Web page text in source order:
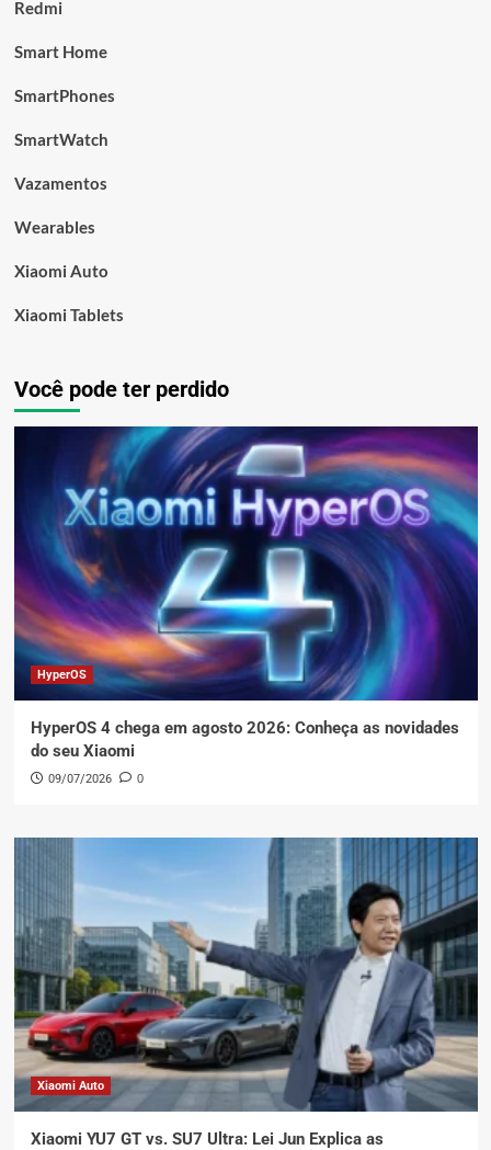
Redmi
Smart Home
SmartPhones
SmartWatch
Vazamentos
Wearables
Xiaomi Auto
Xiaomi Tablets
Você pode ter perdido
HyperOS
HyperOS 4 chega em agosto 2026: Conheça as novidades
do seu Xiaomi
09/07/2026 0
Xiaomi Auto
Xiaomi YU7 GT vs. SU7 Ultra: Lei Jun Explica as